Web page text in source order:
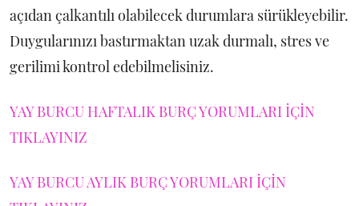
açıdan çalkantılı olabilecek durumlara sürükleyebilir.
Duygularınızı bastırmaktan uzak durmalı, stres ve
gerilimi kontrol edebilmelisiniz.
YAY BURCU HAFTALIK BURÇ YORUMLARI İÇİN
TIKLAYINIZ
YAY BURCU AYLIK BURÇ YORUMLARI İÇİN